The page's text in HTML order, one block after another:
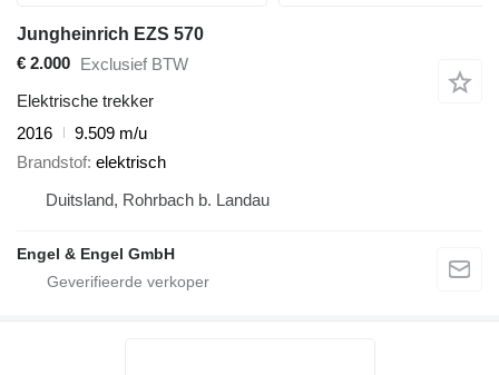
Jungheinrich EZS 570
€ 2.000 Exclusief BTW
Elektrische trekker
2016
9.509 m/u
Brandstof elektrisch
Duitsland, Rohrbach b. Landau
Engel & Engel GmbH